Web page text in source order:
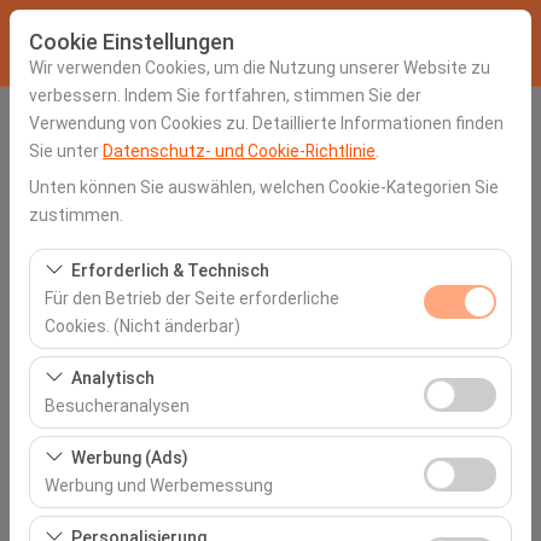
Cookie Einstellungen
Wir verwenden Cookies, um die Nutzung unserer Website zu
verbessern. Indem Sie fortfahren, stimmen Sie der
Verwendung von Cookies zu. Detaillierte Informationen finden
Sie unter Datenschutz- und Cookie-Richtlinie
Unten können Sie auswählen, welchen Cookie-Kategorien Sie
zustimmen.
Erforderlich & Technisch
Für den Betrieb der Seite erforderliche
Cookies. (Nicht änderbar)
Diese Cookies sind für das ordnungsgemäße
Funktionieren der Website, die Sicherheit, die
Sitzungsverwaltung und grundlegende Funktionen
erforderlich. Sie können nicht deaktiviert werden.
Analytisch
Besucheranalysen
Diese Cookies ermöglichen es uns, zu analysieren, wie
unsere Website genutzt wird (Besucherzahl,
meistbesuchte Seiten, Nutzerverhalten). Diese Daten
werden verwendet, um die Leistung der Website zu
Werbung (Ads)
Werbung und Werbemessung
Diese Cookies ermöglichen es uns, Ihnen auf Ihre
Abholstation
Adıyaman Havalimanı (ADF)
Eine andere Rückgabestation auswählen
Abholdatum & Zeit
06:00
Rückgabedatum & Zeit